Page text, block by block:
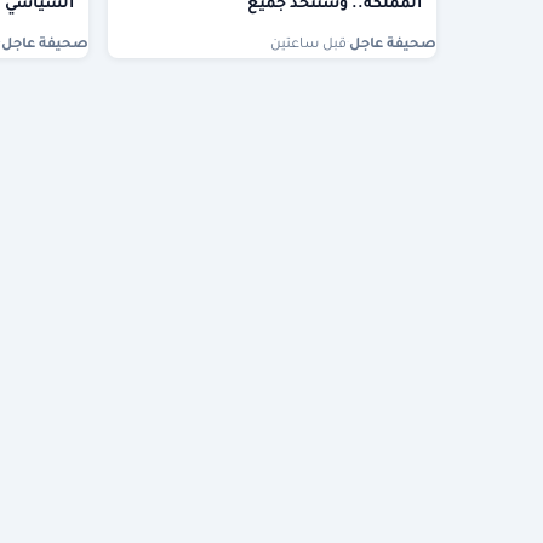
المملكة.. وسنتخذ جميع
صحيفة عاجل قبل ساعتين
السياسي
صحيفة عاجل